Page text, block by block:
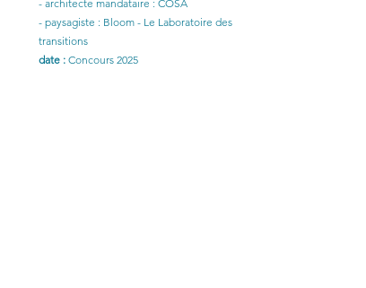
- architecte mandataire : COSA
- paysagiste : Bloom - Le Laboratoire des
transitions
date : Concours 2025